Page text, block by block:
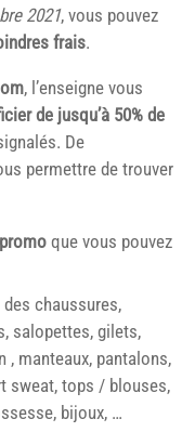
2021, vous pouvez
frais.
, l’enseigne vous
de jusqu’à 50% de
De
permettre de trouver
que vous pouvez
chaussures,
salopettes, gilets,
, manteaux, pantalons,
sweat, tops / blouses,
bijoux, …